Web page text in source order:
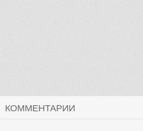
КОММЕНТАРИИ